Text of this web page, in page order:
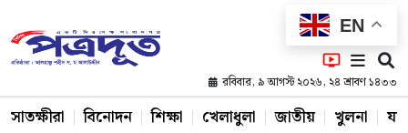
EN
রবিবার, ৯ আগস্ট ২০২৬, ২৪ শ্রাবণ ১৪৩৩
সাতক্ষীরা বিনোদন শিক্ষা খেলাধুলা জাতীয় খুলনা